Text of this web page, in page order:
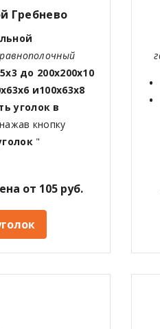
Гребнево
до 200х200х10
и100х63х8
уголок в
кнопку
"
от 105 руб.